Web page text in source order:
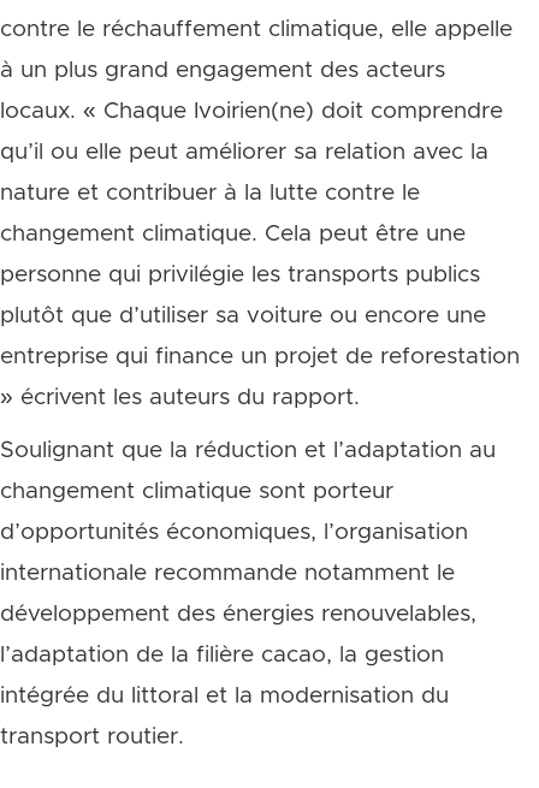
contre le réchauffement climatique, elle appelle
à un plus grand engagement des acteurs
locaux. « Chaque Ivoirien(ne) doit comprendre
qu’il ou elle peut améliorer sa relation avec la
nature et contribuer à la lutte contre le
changement climatique. Cela peut être une
personne qui privilégie les transports publics
plutôt que d’utiliser sa voiture ou encore une
entreprise qui finance un projet de reforestation
» écrivent les auteurs du rapport.
Soulignant que la réduction et l’adaptation au
changement climatique sont porteur
d’opportunités économiques, l’organisation
internationale recommande notamment le
développement des énergies renouvelables,
l’adaptation de la filière cacao, la gestion
intégrée du littoral et la modernisation du
transport routier.